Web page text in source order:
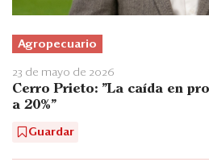
Agropecuario
23 de mayo de 2026
Cerro Prieto: "La caída en
a 20%"
Guardar